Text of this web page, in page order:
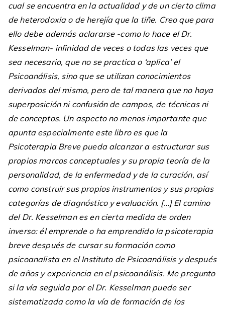
cual se encuentra en la actualidad y de un cierto clima
de heterodoxia o de herejía que la tiñe. Creo que para
ello debe además aclararse -como lo hace el Dr.
Kesselman- infinidad de veces o todas las veces que
sea necesario, que no se practica o ‘aplica’ el
Psicoanálisis, sino que se utilizan conocimientos
derivados del mismo, pero de tal manera que no haya
superposición ni confusión de campos, de técnicas ni
de conceptos. Un aspecto no menos importante que
apunta especialmente este libro es que la
Psicoterapia Breve pueda alcanzar a estructurar sus
propios marcos conceptuales y su propia teoría de la
personalidad, de la enfermedad y de la curación, así
como construir sus propios instrumentos y sus propias
categorías de diagnóstico y evaluación. […] El camino
del Dr. Kesselman es en cierta medida de orden
inverso: él emprende o ha emprendido la psicoterapia
breve después de cursar su formación como
psicoanalista en el Instituto de Psicoanálisis y después
de años y experiencia en el psicoanálisis. Me pregunto
si la vía seguida por el Dr. Kesselman puede ser
sistematizada como la vía de formación de los